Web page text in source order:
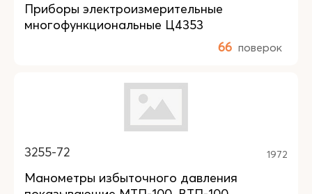
Приборы электроизмерительные
многофункциональные Ц4353
66 поверок
3255-72 1972
Манометры избыточного давления